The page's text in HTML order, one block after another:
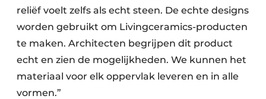
reliëf voelt zelfs als echt steen. De echte designs
worden gebruikt om Livingceramics-producten
te maken. Architecten begrijpen dit product
echt en zien de mogelijkheden. We kunnen het
materiaal voor elk oppervlak leveren en in alle
vormen.”